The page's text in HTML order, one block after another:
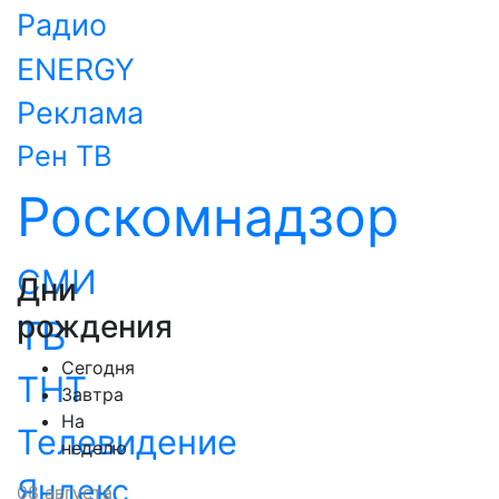
Радио
ENERGY
Реклама
Рен ТВ
Роскомнадзор
СМИ
ТВ
ТНТ
Телевидение
Яндекс
Дни
рождения
Сегодня
Завтра
На
неделю
08 августа